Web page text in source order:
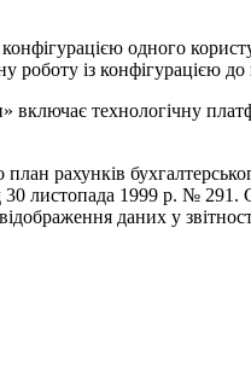
одного
роботу із конфігурацією до
технологічну
рахунків
30 листопада 1999 р. №
даних у